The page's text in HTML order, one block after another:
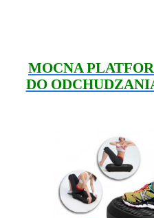
MOCNA
DO